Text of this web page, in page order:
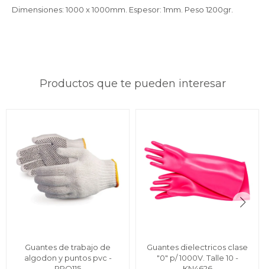
Dimensiones: 1000 x 1000mm. Espesor: 1mm. Peso 1200gr.
Productos que te pueden interesar
Guantes de trabajo de
algodon y puntos pvc -
Guantes dielectricos clase
"0" p/ 1000V. Talle 10 -